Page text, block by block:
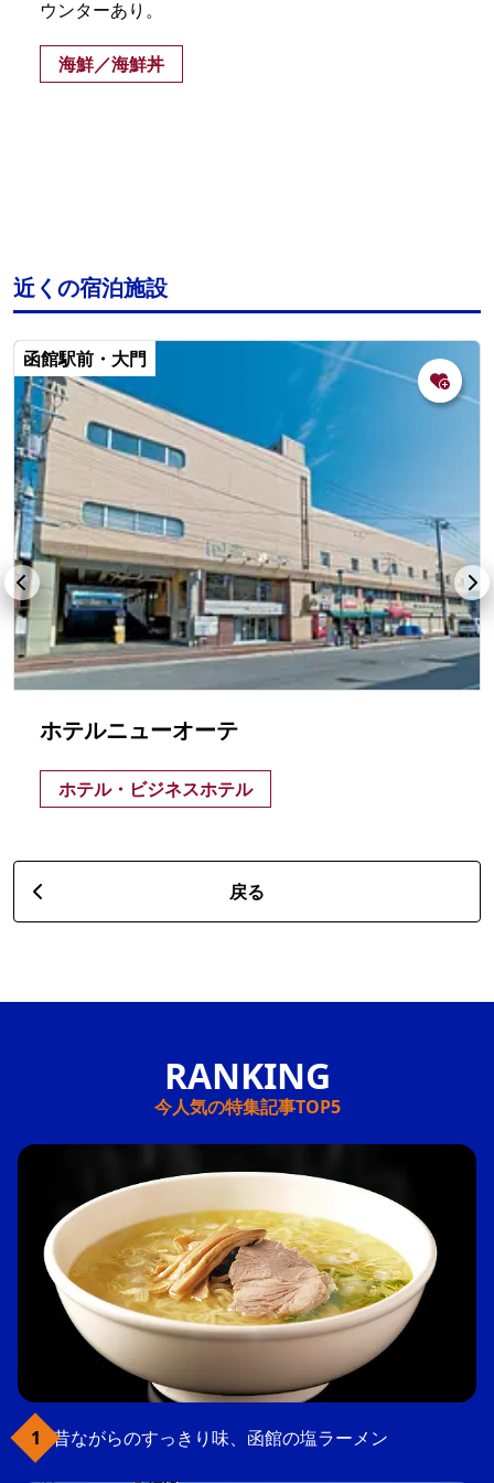
ウンターあり。
海鮮／海鮮丼
近くの宿泊施設
函館駅前・大門
ホテルニューオーテ
ホテル・ビジネスホテル
戻る
今人気の特集記事TOP5
昔ながらのすっきり味、函館の塩ラーメン